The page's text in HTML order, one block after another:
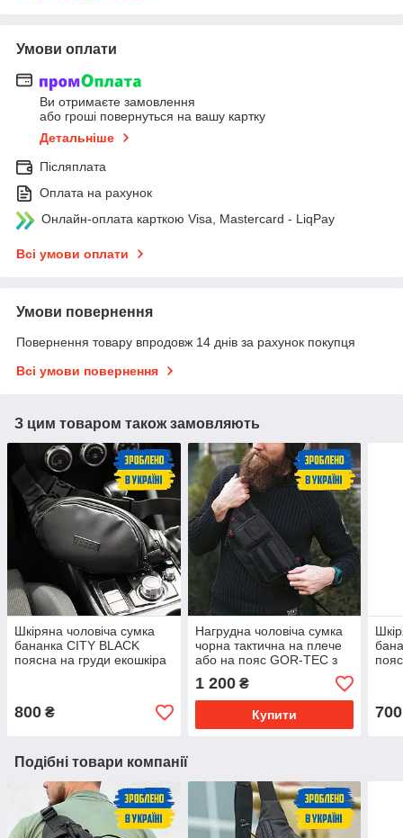
Умови оплати
Ви отримаєте замовлення
або гроші повернуться на вашу картку
Детальніше
Післяплата
Оплата на рахунок
Онлайн-оплата карткою Visa, Mastercard - LiqPay
Всі умови оплати
Умови повернення
Повернення товару впродовж 14 днів за рахунок покупця
Всі умови повернення
З цим товаром також замовляють
Шкіряна чоловіча сумка
бананка CITY BLACK
поясна на груди екошкіра
800 ₴
Нагрудна чоловіча сумка
чорна тактична на плече
або на пояс GOR-TEC з
тканини А
1 200₴
Купити 700
Подібні товари компанії